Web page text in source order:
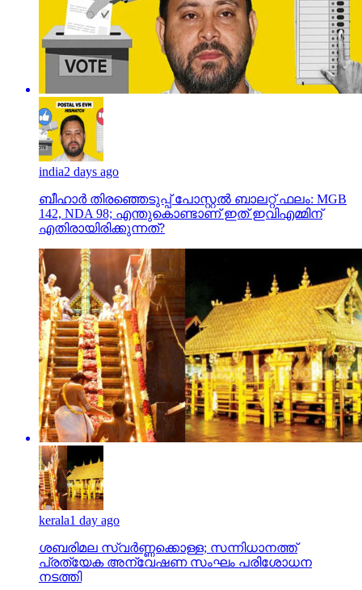
india2 days ago
ബീഹാർ തിരഞ്ഞെടുപ്പ് പോസ്റ്റൽ ബാലറ്റ് ഫലം: MGB
142, NDA 98; എന്തുകൊണ്ടാണ് ഇത് ഇവിഎമ്മിന്
എതിരായിരിക്കുന്നത്?
kerala1 day ago
ശബരിമല സ്വര്‍ണ്ണക്കൊള്ള; സന്നിധാനത്ത്
പ്രത്യേക അന്വേഷണ സംഘം പരിശോധന
നടത്തി